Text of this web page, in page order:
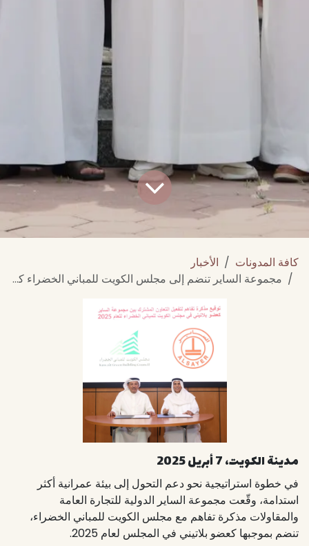
كافة المدونات
الأخبار
​مجموعة الساير تنضم إلى مجلس الكويت للمباني الخضراء كعضو بلا​تيني
مدينة الكويت، 7 أبريل 2025
في خطوة استراتيجية نحو دعم التحول إلى بيئة عمرانية أكثر
استدامة، وقّعت مجموعة الساير الدولية للتجارة العامة
والمقاولات مذكرة تفاهم مع مجلس الكويت للمباني الخضراء،
تنضم بموجبها كعضو بلاتيني في المجلس لعام 2025.